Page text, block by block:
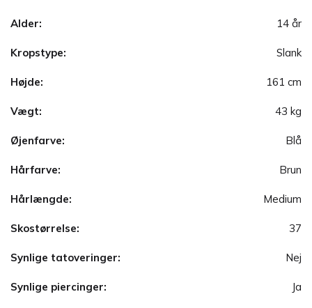
Alder: 14 år
Kropstype: Slank
Højde: 161 cm
Vægt: 43 kg
Øjenfarve: Blå
Hårfarve: Brun
Hårlængde: Medium
Skostørrelse: 37
Synlige tatoveringer: Nej
Synlige piercinger: Ja